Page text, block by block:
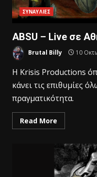
ΣΥΝΑΥΛΙΕΣ
ABSU – Live σε
Brutal Billy 10
Η Krisis Productions
κάνει τις επιθυμίες
πραγματικότητα.
Read More